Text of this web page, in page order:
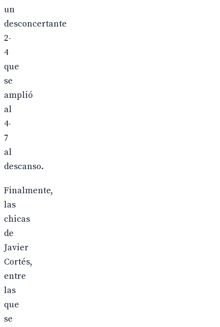
un
desconcertante
2-
4
que
se
amplió
al
4-
7
al
descanso.
Finalmente,
las
chicas
de
Javier
Cortés,
entre
las
que
se